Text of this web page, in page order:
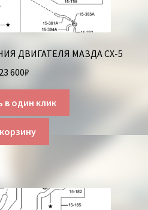
ДВИГАТЕЛЯ МАЗДА СХ-5
23 600₽
в один клик